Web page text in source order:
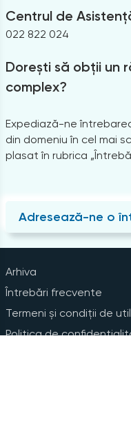
Centrul de
022 822 024
Dorești să obții un
complex?
Expediază-ne
din domeniu în cel mai
plasat în rubrica
Adresează-ne o
Arhiva
Întrebări frecvente
Termeni și condiții de
Politica de